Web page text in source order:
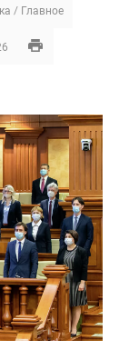
/ Главное